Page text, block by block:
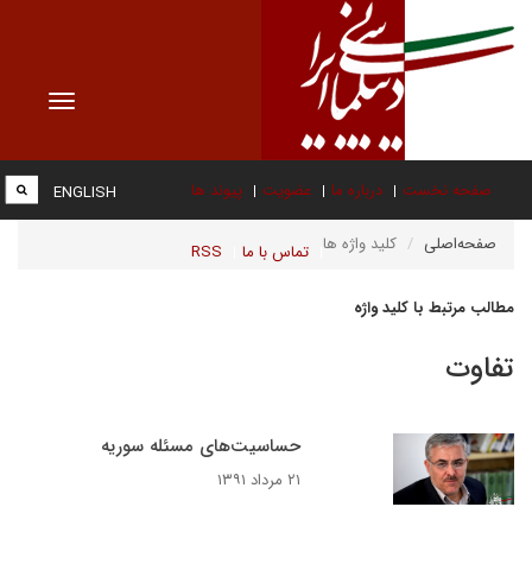
Toggle
صفحه نخست درباره ما عضویت پیوند ها
تماس با ما RSS
ENGLISH
صفحه‌اصلی کلید واژه ها
مطالب مرتبط با کلید واژه
تفاوت
حساسیت‌های مسئله سوریه
۲۱ مرداد ۱۳۹۱